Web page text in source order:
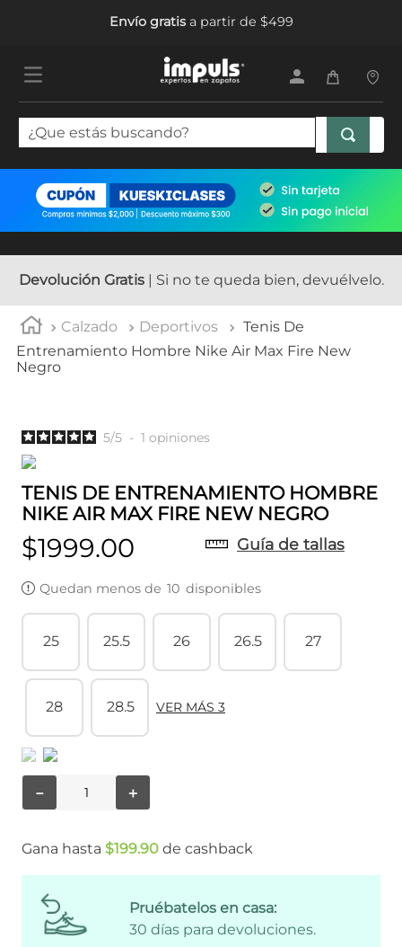
Envío gratisa partir de $499
¿Que estás buscando?
Devolución Gratis| Si no te queda bien, devuélvelo.
Calzado Deportivos
Tenis De
Entrenamiento Hombre Nike Air Max Fire New
Negro
5/5 - 1 opiniones
TENIS DE ENTRENAMIENTO HOMBRE
NIKE AIR MAX FIRE NEW NEGRO
$1999.00 Guía de tallas
Quedan menos de 10 disponibles
25 25.5 26 26.5 27
28 28.5 VER MÁS 3
＋
－
Gana hasta $199.90 de cashback
Pruébatelos en casa:
30 días para devoluciones.
TÉRMINOS MÁS BUSCADOS
.
tenis mujer
tenis hombre
5. tenis